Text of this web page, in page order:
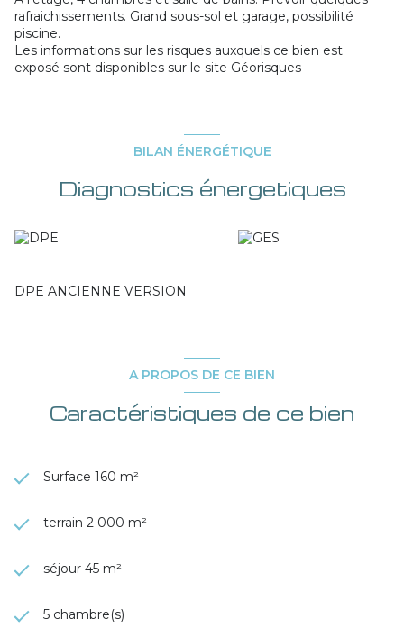
rafraichissements. Grand sous-sol et garage, possibilité
piscine.
Les informations sur les risques auxquels ce bien est
exposé sont disponibles sur le site Géorisques
BILAN ÉNERGÉTIQUE
Diagnostics énergetiques
DPE ANCIENNE VERSION
A PROPOS DE CE BIEN
Caractéristiques de ce bien
Surface 160 m²
terrain 2 000 m²
séjour 45 m²
5 chambre(s)